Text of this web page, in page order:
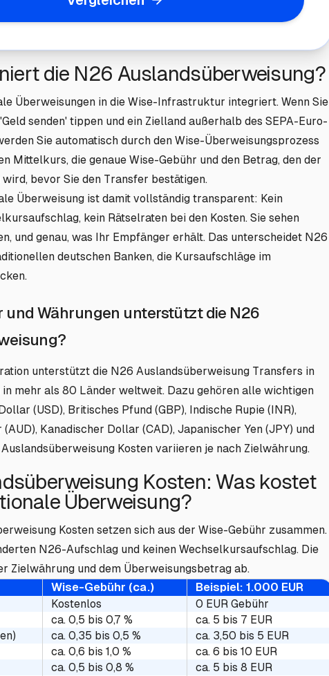
die N26 Auslandsüberweisung?
Überweisungen in die Wise-Infrastruktur integriert. Wenn Sie
senden' tippen und ein Zielland außerhalb des SEPA-Euro-
Sie automatisch durch den Wise-Überweisungsprozess
Mittelkurs, die genaue Wise-Gebühr und den Betrag, den der
bevor Sie den Transfer bestätigen.
Überweisung ist damit vollständig transparent: Kein
kein Rätselraten bei den Kosten. Sie sehen
und genau, was Ihr Empfänger erhält. Das unterscheidet N26
deutschen Banken, die Kursaufschläge im
und Währungen unterstützt die N26
unterstützt die N26 Auslandsüberweisung Transfers in
mehr als 80 Länder weltweit. Dazu gehören alle wichtigen
(USD), Britisches Pfund (GBP), Indische Rupie (INR),
Kanadischer Dollar (CAD), Japanischer Yen (JPY) und
Kosten variieren je nach Zielwährung.
Kosten: Was kostet
Überweisung?
Kosten setzen sich aus der Wise-Gebühr zusammen.
N26-Aufschlag und keinen Wechselkursaufschlag. Die
Zielwährung und dem Überweisungsbetrag ab.
Wise-Gebühr (ca.)
Beispiel: 1.000 EUR
Kostenlos
0 EUR Gebühr
ca. 0,5 bis 0,7 %
ca. 5 bis 7 EUR
ca. 0,35 bis 0,5 %
ca. 3,50 bis 5 EUR
ca. 0,6 bis 1,0 %
ca. 6 bis 10 EUR
ca. 0,5 bis 0,8 %
ca. 5 bis 8 EUR